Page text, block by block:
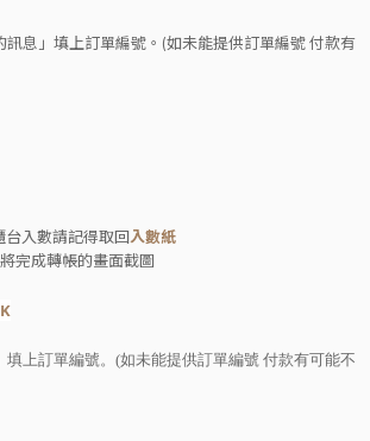
息」填上訂單編號。(如未能提供訂單編號 付款有
入數請記得取回入數紙
完成轉帳的畫面截圖
上訂單編號。(如未能提供訂單編號 付款有可能不